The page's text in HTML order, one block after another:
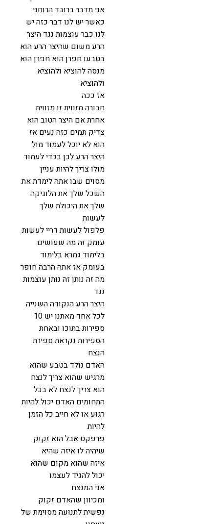
אני מדבר ברובד הרוחני
כאשר יש לנו דבר כזה יש
לנו כבר עוצמות נגד היצר
הרע משום שהיצר הרע הוא
בטבעו חפרן הוא חפרן הוא
מנסה להוציא ולהוציא
ולהוציא
אז ככה
חבורה מזווית זו מזווית
אחרת אם היצר הטוב הוא
צדיק תמים כזה נעים אז
הוא לא יוכל לעמוד מול
היצר הרע לכן בכדי לעמוד
מולו צריך להיות עניין
מסוים שבו אתה לימדת את
השכל שלך את הלוגיקה
שלך את היכולת שלך
לעשות
פלפול לעשות דריי לעשות
עומק זה מה שעושים
בלימוד גמרא בלימוד
בעומק אז אתה הרבה חופר
מה זה נותן זה נותן עוצמות
נגד
היצר הרע הנקודה השנייה
לכל אחד מאתנו יש 10
ספירות בתוכו ובאחת
הספירות נקראת ספירת
הנצח
האדם נולד בטבע שהוא
מרגיש שהוא צריך לנצח
הוא צריך לנצח לא בכל
התחומים האדם יכול להיות
רגוע או לא חייב כל הזמן
להיות
פרפקט אבל הוא זקוק
שיהיה לו איזה שהיא
איזה שהוא מקום שהוא
יכול להגיד לעצמו
אני המנצח
ומכיוון שהאדם זקוק
נפשית לתנועה מסוימת של